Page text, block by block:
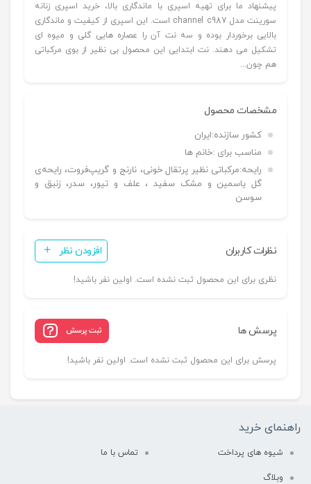
پیشنهاد ما برای تهیه اسپری با ماندگاری بالا، خرید اسپری زنانه
سورینت مدل channel c987 است. این اسپری از کیفیت و ماندگاری
بالایی برخوردار بوده و سه نت آن را عصاره هایی گلی و میوه ای
تشکیل می دهند. نت ابتدایی این محصول بی نظیر از بوی مرکباتی
هم چون...
مشخصات محصول
کشور سازنده:ایران
مناسب برای :خانم ها
رایحه:مرکباتی نظیر پرتقال خونی، نارنج و گریپ‌فروت، رایحه‌ی
گل یاسمین و مشک سفید ، علف و تیور، سدر، زنبق و
سوسن
نظرات کاربران افزودن نظر
نظری برای این محصول ثبت نشده است. اولین نفر باشید!
پرسش ها ثبت پرسش
پرسش برای این محصول ثبت نشده است. اولین نفر باشید!
راهنمای خرید
شیوه های پرداخت تماس با ما
وبلاگ